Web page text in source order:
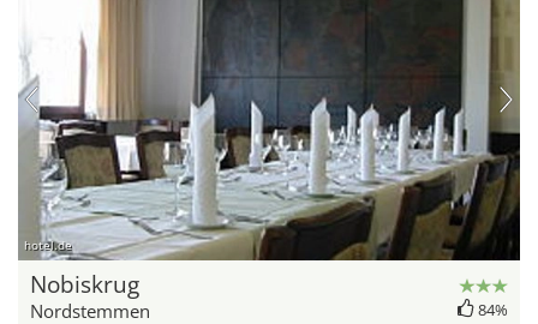
hotel.de
Nobiskrug
Nordstemmen 84%